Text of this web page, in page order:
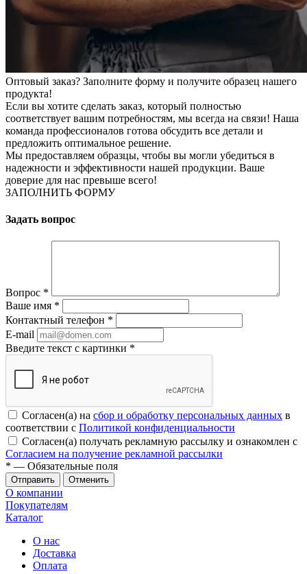
Оптовый заказ? Заполните форму и получите образец нашего
продукта!
Если вы хотите сделать заказ, который полностью
соответствует вашим потребностям, мы всегда на связи! Наша
команда профессионалов готова обсудить все детали и
предложить оптимальное решение.
Мы предоставляем образцы, чтобы вы могли убедиться в
надежности и эффективности нашей продукции. Ваше
доверие для нас превыше всего!
ЗАПОЛНИТЬ ФОРМУ
Задать вопрос
Вопрос *
Ваше имя *
Контактный телефон *
E-mail
Введите текст с картинки *
Согласен(а) на сбор и обработку персональных данных в
соответствии с Политикой конфиденциальности
Согласен(а) получать рекламную рассылку и ознакомлен с
Согласием на получение рекламной рассылки
* — Обязательные поля
Отменить
О компании
Покупателям
Каталог
О нас
Доставка
Оплата